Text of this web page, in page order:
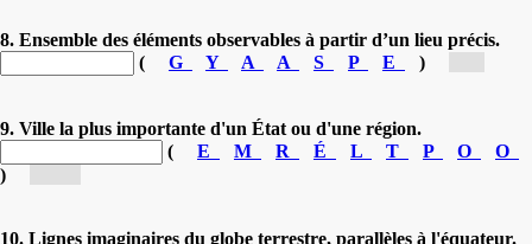
8. Ensemble des éléments observables à partir d’un lieu précis.
(
G Y A A S P E )
9. Ville la plus importante d'un État ou d'une région.
(
E M R É L T P O
O
)
10. Lignes imaginaires du globe terrestre, parallèles à l'équateur.